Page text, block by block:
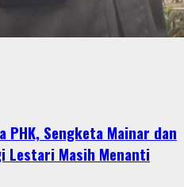
Sengketa Mainar dan
Lestari Masih Menanti